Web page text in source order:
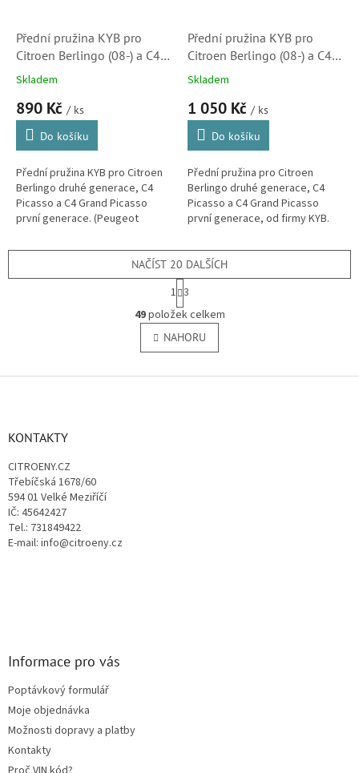
Přední pružina KYB pro
Citroen Berlingo (08-) a C4
Picasso (07-13)
Skladem
890 Kč / ks
Do košíku
Přední pružina KYB pro Citroen
Berlingo druhé generace, C4
Picasso a C4 Grand Picasso
první generace. (Peugeot
Přední pružina KYB pro
Citroen Berlingo (08-) a C4
Picasso (07-13) (5002PJ,
Skladem
1 050 Kč / ks
Do košíku
Přední pružina pro Citroen
Berlingo druhé generace, C4
Picasso a C4 Grand Picasso
první generace, od firmy KYB.
O
v
l
á
NAČÍST 20 DALŠÍCH
S
t
r
á
n
k
v
1 3
49položek celkem
NAHORU
Z
KONTAKTY
CITROENY.CZ
Třebíčská 1678/60
594 01 Velké Meziříčí
IČ: 45642427
Tel.: 731849422
E-mail: info@citroeny.cz
Informace pro vás
Poptávkový formulář
Moje objednávka
Možnosti dopravy a platby
Kontakty